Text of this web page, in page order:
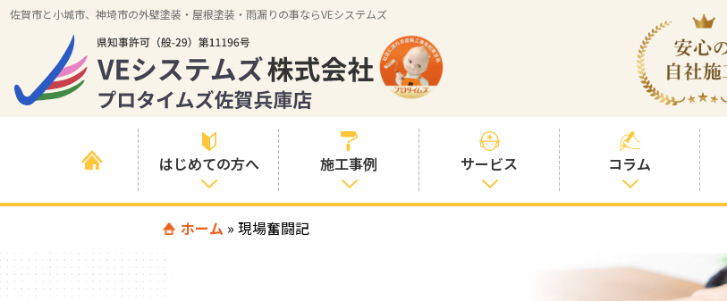
佐賀市と小城市、神埼市の外壁塗装・屋根塗装・雨漏りの事ならVEシステムズ
はじめての方へ
はじめて外壁塗
いる方へ
施工事例
すべての事例
サービス コラム
塗装コラム
ホーム » 現場奮闘記